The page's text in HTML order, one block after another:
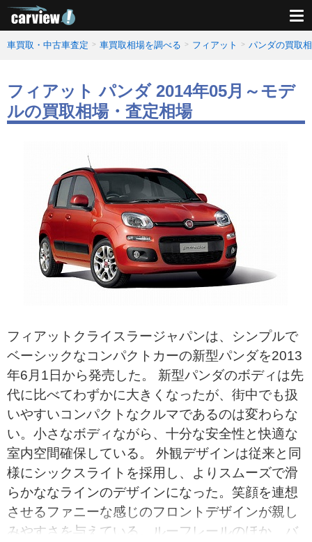
車買取・中古車査定 車買取相場を調べる フィアット パンダの買取
フィアット パンダ 2014年05月～モデ
ルの買取相場・査定相場
フィアットクライスラージャパンは、シンプルで
ベーシックなコンパクトカーの新型パンダを2013
年6月1日から発売した。 新型パンダのボディは先
代に比べてわずかに大きくなったが、街中でも扱
いやすいコンパクトなクルマであるのは変わらな
い。小さなボディながら、十分な安全性と快適な
室内空間確保している。 外観デザインは従来と同
様にシックスライトを採用し、よりスムーズで滑
らかななラインのデザインになった。笑顔を連想
させるファニーな感じのフロントデザインが親し
みやすさを与えている。ルーフレールのほか、バ